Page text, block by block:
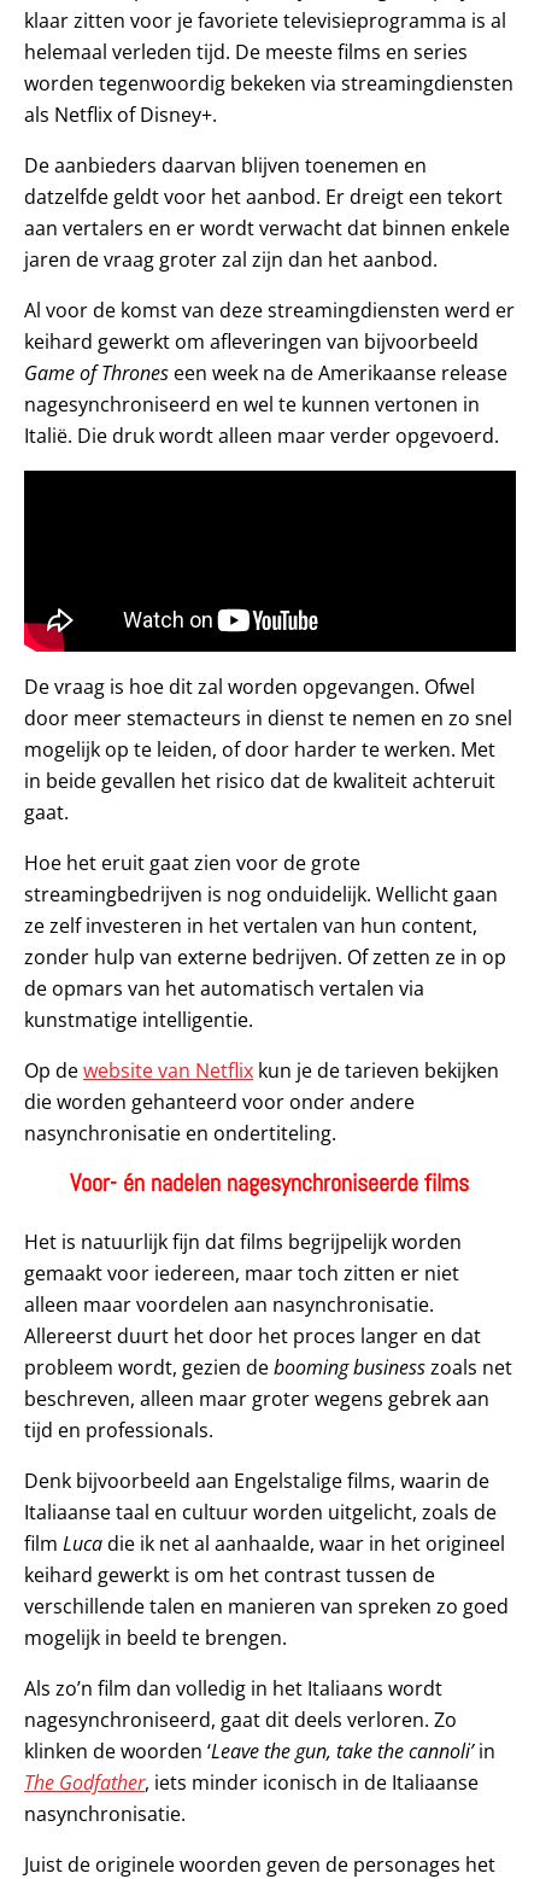
klaar zitten voor je favoriete televisieprogramma is al
helemaal verleden tijd. De meeste films en series
worden tegenwoordig bekeken via streamingdiensten
als Netflix of Disney+.
De aanbieders daarvan blijven toenemen en
datzelfde geldt voor het aanbod. Er dreigt een tekort
aan vertalers en er wordt verwacht dat binnen enkele
jaren de vraag groter zal zijn dan het aanbod.
Al voor de komst van deze streamingdiensten werd er
keihard gewerkt om afleveringen van bijvoorbeeld
Game of Thrones een week na de Amerikaanse release
nagesynchroniseerd en wel te kunnen vertonen in
Italië. Die druk wordt alleen maar verder opgevoerd.
De vraag is hoe dit zal worden opgevangen. Ofwel
door meer stemacteurs in dienst te nemen en zo snel
mogelijk op te leiden, of door harder te werken. Met
in beide gevallen het risico dat de kwaliteit achteruit
gaat.
Hoe het eruit gaat zien voor de grote
streamingbedrijven is nog onduidelijk. Wellicht gaan
ze zelf investeren in het vertalen van hun content,
zonder hulp van externe bedrijven. Of zetten ze in op
de opmars van het automatisch vertalen via
kunstmatige intelligentie.
Op dewebsite van Netflix kun je de tarieven bekijken
die worden gehanteerd voor onder andere
nasynchronisatie en ondertiteling.
Voor- én nadelen nagesynchroniseerde films
Het is natuurlijk fijn dat films begrijpelijk worden
gemaakt voor iedereen, maar toch zitten er niet
alleen maar voordelen aan nasynchronisatie.
Allereerst duurt het door het proces langer en dat
probleem wordt, gezien debooming businesszoals net
beschreven, alleen maar groter wegens gebrek aan
tijd en professionals.
Denk bijvoorbeeld aan Engelstalige films, waarin de
Italiaanse taal en cultuur worden uitgelicht, zoals de
film Lucadie ik net al aanhaalde, waar in het origineel
keihard gewerkt is om het contrast tussen de
verschillende talen en manieren van spreken zo goed
mogelijk in beeld te brengen.
Als zo’n film dan volledig in het Italiaans wordt
nagesynchroniseerd, gaat dit deels verloren. Zo
klinken de woorden ‘Leave the gun, take the cannoli’in
The Godfather, iets minder iconisch in de Italiaanse
nasynchronisatie.
Juist de originele woorden geven de personages het